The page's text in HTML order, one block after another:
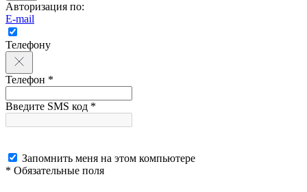
Авторизация по:
E-mail
Телефону
Телефон *
Введите SMS код *
Запомнить меня на этом компьютере
* Обязательные поля